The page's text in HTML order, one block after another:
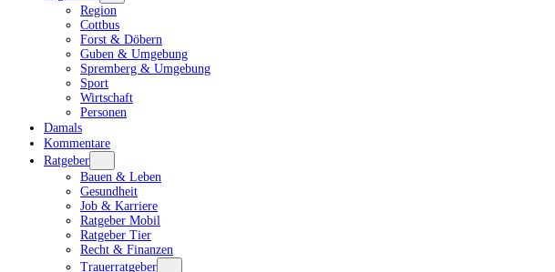
Region
Cottbus
Forst & Döbern
Guben & Umgebung
Spremberg & Umgebung
Sport
Wirtschaft
Personen
Damals
Kommentare
Ratgeber
Bauen & Leben
Gesundheit
Job & Karriere
Ratgeber Mobil
Ratgeber Tier
Recht & Finanzen
Trauerratgeber